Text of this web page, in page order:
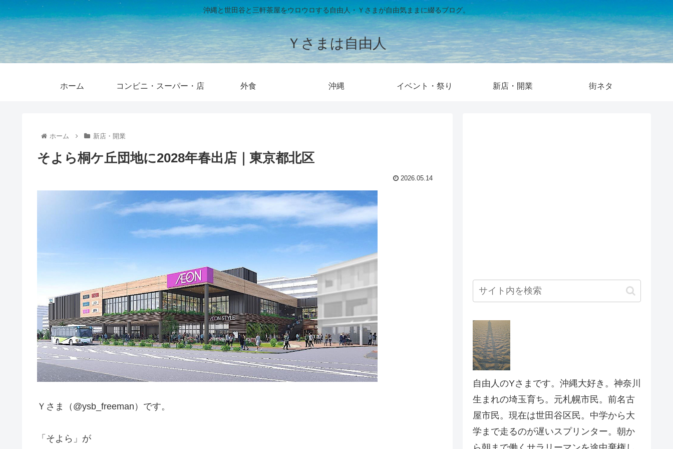
沖縄と世田谷と三軒茶屋をウロウロする自由人・Ｙさまが自由気ままに綴るブログ。
Ｙさまは自由人
ホーム コンビニ・スーパー・店 外食 沖縄 イベント・祭り 新店・開業 街ネタ
ホーム 新店・開業
そよら桐ケ丘団地に2028年春出店｜東京都北区
2026.05.14
Ｙさま（@ysb_freeman）です。
「そよら」が
自由人のYさまです。沖縄大好き。神奈川
生まれの埼玉育ち。元札幌市民。前名古
屋市民。現在は世田谷区民。中学から大
学まで走るのが遅いスプリンター。朝か